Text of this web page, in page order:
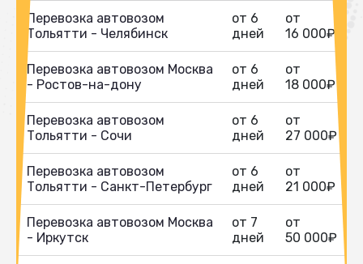
Перевозка автовозом
Тольятти - Челябинск
от 6
дней
от
16 000₽
Перевозка автовозом Москва
- Ростов-на-дону
от 6
дней
от
18 000₽
Перевозка автовозом
Тольятти - Сочи
от 6
дней
от
27 000₽
Перевозка автовозом
Тольятти - Санкт-Петербург
от 6
дней
от
21 000₽
Перевозка автовозом Москва
- Иркутск
от 7
дней
от
50 000₽